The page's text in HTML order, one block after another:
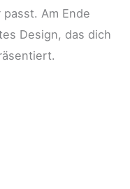
Am Ende
Design, das dich